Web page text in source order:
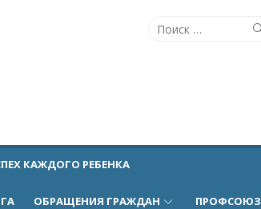
Поиск
КАЖДОГО РЕБЕНКА
ОБРАЩЕНИЯ ГРАЖДАН ПРОФСОЮЗ